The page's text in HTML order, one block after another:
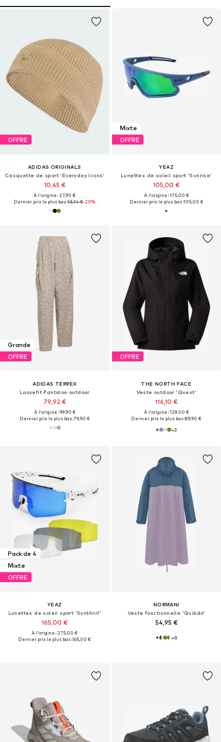
OFFRE
ADIDAS ORIGINALS
Casquette de sport 'Everyday Icons'
10,45 €
À l'origine : 27,90 €
Dernier prix le plus bas :13,14 €-20%
Mixte
OFFRE
YEAZ
Lunettes de soleil sport 'Sunrise'
105,00 €
À l'origine : 175,00 €
Dernier prix le plus bas :105,00 €
Grande
OFFRE
ADIDAS TERREX
Loosefit Pantalon outdoor
79,92 €
À l'origine : 99,90 €
Dernier prix le plus bas :79,90 €
OFFRE
THE NORTH FACE
Veste outdoor 'Quest'
116,10 €
À l'origine : 129,00 €
Dernier prix le plus bas :89,90 €
+3
Pack de 4
Mixte
OFFRE
YEAZ
Lunettes de soleil sport 'Sunthrill'
165,00 €
À l'origine : 275,00 €
Dernier prix le plus bas :165,00 €
NORMANI
Veste fonctionnelle 'Quibdó'
54,95 €
+8